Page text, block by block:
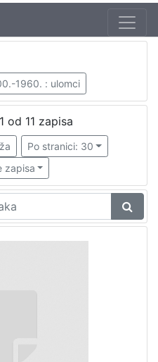
1960. : ulomci
od 11 zapisa
Po stranici: 30
zapisa